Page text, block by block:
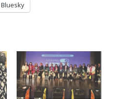
Bluesky